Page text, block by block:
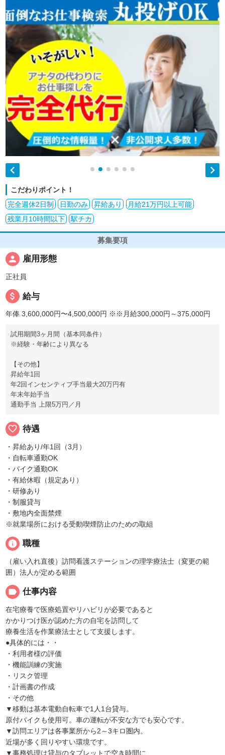
 
こだわりポイント！
完全週休2日制
日勤のみ 昇給あり
月給21万円以上可能
残業月10時間以下
駅チカ
募集要項
person 雇用形態
正社員
attach_money 給与
年俸 3,600,000円〜4,500,000円 ※※月給300,000円～375,000円
試用期間3ヶ月間（基本同条件）
※経験・年齢により異なる
【その他】
昇給年1回
年2回インセンティブ手当最大20万円有
年末年始手当
通勤手当 上限5万円／月
favorite_border 待遇
・昇給あり/年1回（3月）
・自転車通勤OK
・バイク通勤OK
・有給休暇（規定あり）
・研修あり
・制服貸与
・敷地内全面禁煙
※就業場所における受動喫煙防止のための取組
info 職種
（雇い入れ直後）訪問看護ステーションの理学療法士（変更の範
囲）法人が定める範囲
label 仕事内容
在宅療養で医療処置やリハビリが必要であると
かかりつけ医が認めた方の自宅を訪問して
療養生活を作業療法士として支援します。
●具体的には・・
・利用者様の評価
・機能訓練の実施
・リスク管理
・計画書の作成
・その他
▼移動は基本電動自転車で1人1台貸与。
原付バイクも使用可。車の運転が不安な方でも安心です。
▼訪問エリアは各事業所から2～3キロ圏内。
近場が多く回りやすい環境です。
▼事務処理は貸与のタブレットで空き時間に